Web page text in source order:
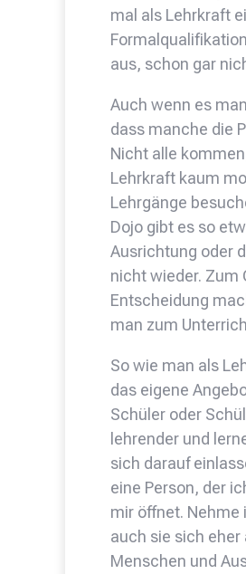
mal als Lehrkraft
aus, schon gar
Auch wenn es
dass manche die
Nicht alle
Lehrkraft kaum
Lehrgänge
Dojo gibt es so
Ausrichtung oder
nicht wieder. Zum
Entscheidung
man zum
So wie man als
das eigene
Schüler oder
lehrender und
sich darauf
eine Person, der
mir öffnet. Nehme
auch sie sich
Menschen und